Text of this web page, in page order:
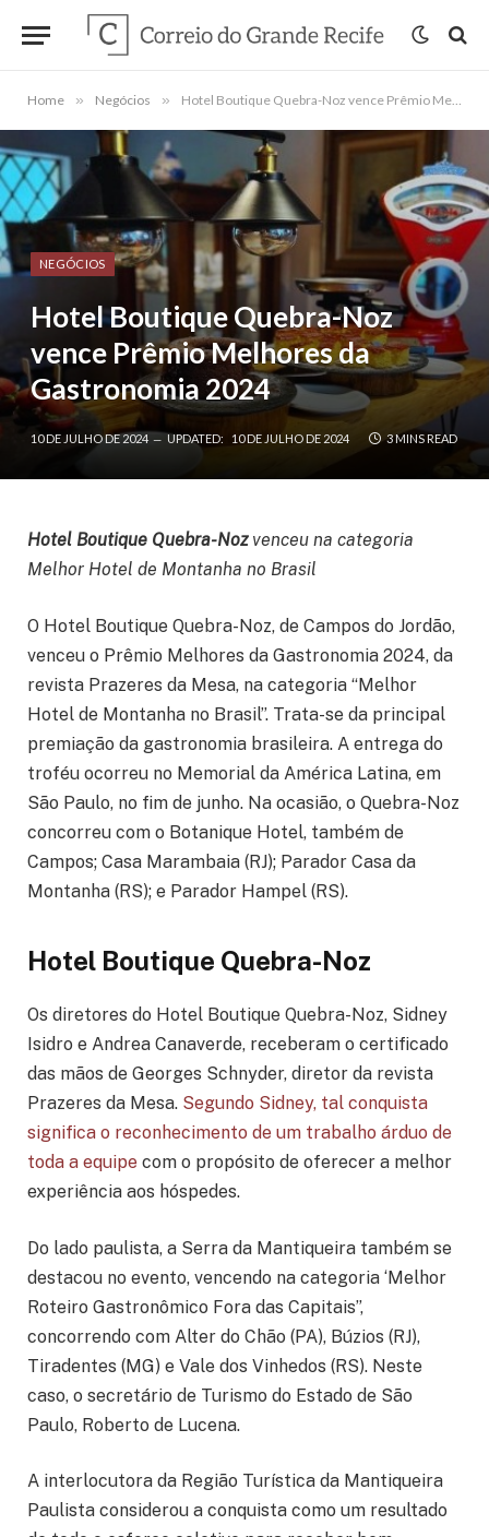
Home » Negócios » Hotel Boutique Quebra-Noz vence Prêmio Melhores da Gastronomia 2024
NEGÓCIOS
Hotel Boutique Quebra-Noz
vence Prêmio Melhores da
Gastronomia 2024
10 DE JULHO DE 2024 UPDATED: 10 DE JULHO DE 2024 3 MINS READ
Hotel Boutique Quebra-Nozvenceu na categoria
Melhor Hotel de Montanha no Brasil
O Hotel Boutique Quebra-Noz, de Campos do Jordão,
venceu o Prêmio Melhores da Gastronomia 2024, da
revista Prazeres da Mesa, na categoria “Melhor
Hotel de Montanha no Brasil”. Trata-se da principal
premiação da gastronomia brasileira. A entrega do
troféu ocorreu no Memorial da América Latina, em
São Paulo, no fim de junho. Na ocasião, o Quebra-Noz
concorreu com o Botanique Hotel, também de
Campos; Casa Marambaia (RJ); Parador Casa da
Montanha (RS); e Parador Hampel (RS).
Hotel Boutique Quebra-Noz
Os diretores do Hotel Boutique Quebra-Noz, Sidney
Isidro e Andrea Canaverde, receberam o certificado
das mãos de Georges Schnyder, diretor da revista
Prazeres da Mesa. Segundo Sidney, tal conquista
significa o reconhecimento de um trabalho árduo de
toda a equipe com o propósito de oferecer a melhor
experiência aos hóspedes.
Do lado paulista, a Serra da Mantiqueira também se
destacou no evento, vencendo na categoria ‘Melhor
Roteiro Gastronômico Fora das Capitais”,
concorrendo com Alter do Chão (PA), Búzios (RJ),
Tiradentes (MG) e Vale dos Vinhedos (RS). Neste
caso, o secretário de Turismo do Estado de São
Paulo, Roberto de Lucena.
A interlocutora da Região Turística da Mantiqueira
Paulista considerou a conquista como um resultado